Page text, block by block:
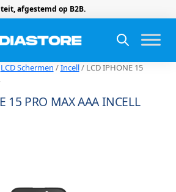
afgestemd op B2B.
LCD Schermen /Incell/ LCD IPHONE 15
15 PRO MAX AAA INCELL